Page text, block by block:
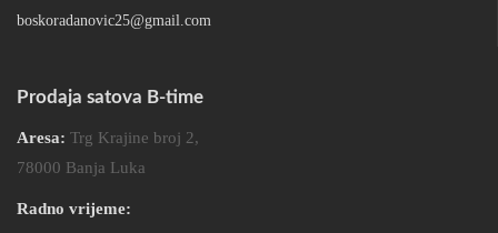
boskoradanovic25@gmail.com
Prodaja satova B-time
Aresa: Trg Krajine broj 2,
78000 Banja Luka
Radno vrijeme: